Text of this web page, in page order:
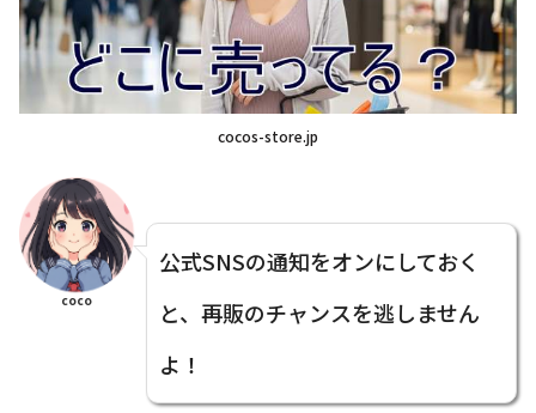
cocos-store.jp
coco
公式SNSの通知をオンにしておく
と、再販のチャンスを逃しません
よ！